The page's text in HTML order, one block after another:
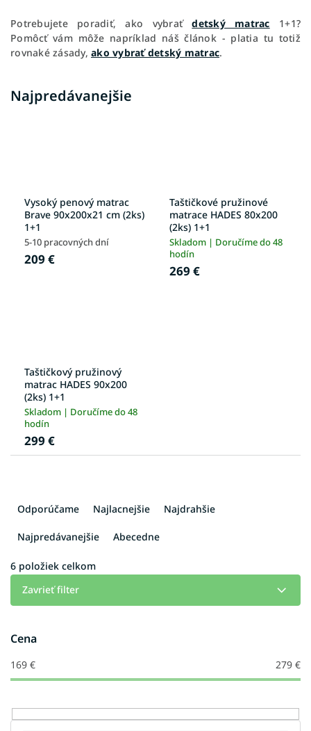
Potrebujete poradiť, ako vybraťdetský matrac 1+1?
Pomôcť vám môže napríklad náš článok - platia tu totiž
rovnaké zásady, ako vybrať detský matrac.
Najpredávanejšie
Vysoký penový matrac
Brave 90x200x21 cm (2ks)
1+1
5-10 pracovných dní
209 €
Taštičkové pružinové
matrace HADES 80x200
(2ks) 1+1
Skladom | Doručíme do 48
hodín
269 €
Taštičkový pružinový
matrac HADES 90x200
(2ks) 1+1
Skladom | Doručíme do 48
hodín
299 €
a
i
e
d
u
k
o
v
Odporúčame Najlacnejšie Najdrahšie
Najpredávanejšie Abecedne
6 položiek celkom
Zavrieť filter
Cena
169 € 279 €